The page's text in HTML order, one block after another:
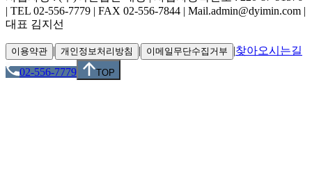
| TEL 02-556-7779 | FAX 02-556-7844 | Mail.admin@dyimin.com |
대표 김지선
이용약관 | 개인정보처리방침 | 이메일무단수집거부 |찾아오시는길
02-556-7779
TOP